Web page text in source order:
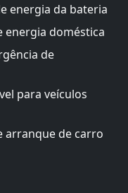
energia da bateria
energia doméstica
de
para veículos
arranque de carro